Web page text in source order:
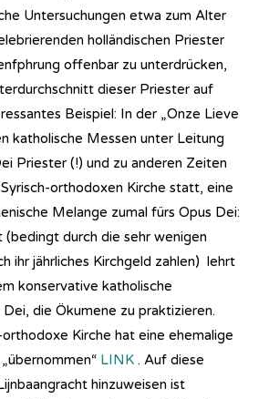
Untersuchungen etwa zum Alter
holländischen Priester
offenbar zu unterdrücken,
dieser Priester auf
Beispiel: In der „Onze Lieve
katholische Messen unter Leitung
Priester (!) und zu anderen Zeiten
orthodoxen Kirche statt, eine
Melange zumal fürs Opus Dei:
durch die sehr wenigen
ihr jährliches Kirchgeld zahlen) lehrt
konservative katholische
die Ökumene zu praktizieren.
Kirche hat eine ehemalige
LINK . Auf diese
hinzuweisen ist